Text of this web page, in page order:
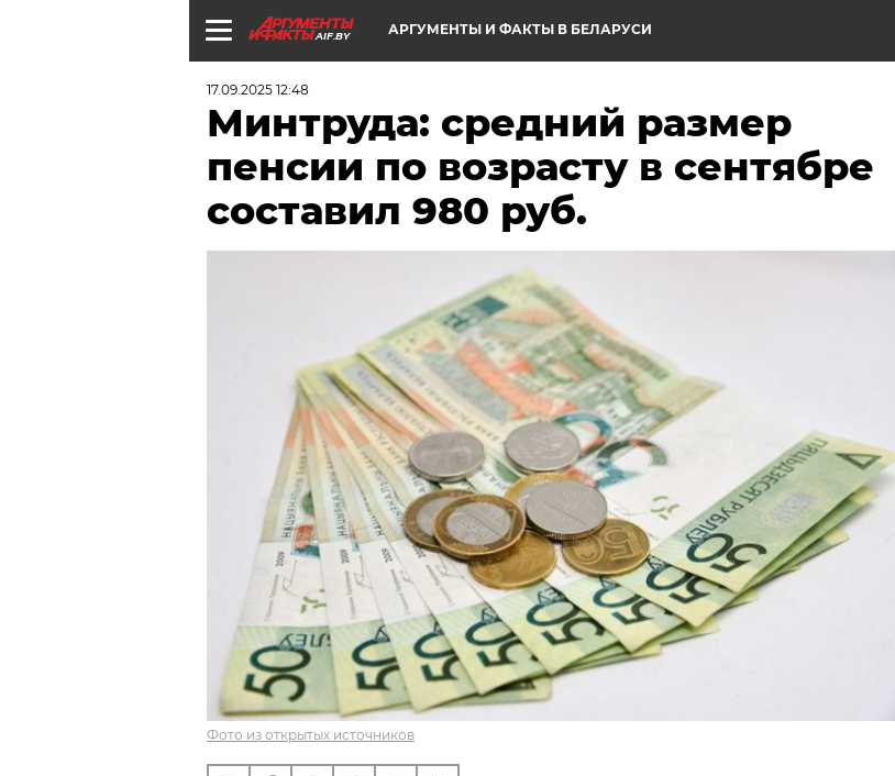
AIF.BY АРГУМЕНТЫ И ФАКТЫ В БЕЛАРУСИ
17.09.2025 12:48
Минтруда: средний размер
пенсии по возрасту в сентябре
составил 980 руб.
Фото из открытых источников